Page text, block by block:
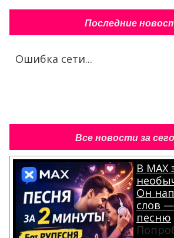
Последние
Ошибка сети...
Все новости за
В MAX
Он
слов
песню